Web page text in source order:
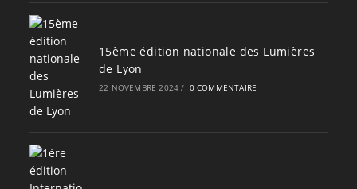
15ème édition nationale des Lumières
de Lyon
22 NOVEMBRE 2024 / 0 COMMENTAIRE